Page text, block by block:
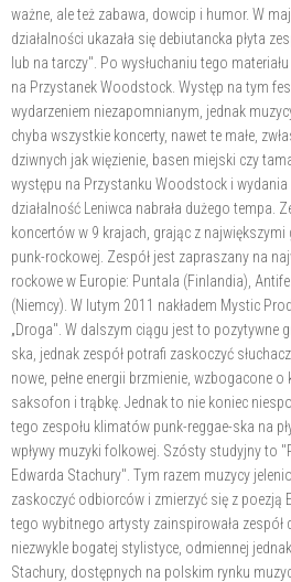
ważne, ale też zabawa, dowcip i humor. W
działalności ukazała się debiutancka płyta
lub na tarczy". Po wysłuchaniu tego
na Przystanek Woodstock. Występ na tym
wydarzeniem niezapomnianym, jednak
chyba wszystkie koncerty, nawet te małe,
dziwnych jak więzienie, basen miejski czy
występu na Przystanku Woodstock i wydania
działalność Leniwca nabrała dużego tempa.
koncertów w 9 krajach, grając z
punk-rockowej. Zespół jest zapraszany na
rockowe w Europie: Puntala (Finlandia),
(Niemcy). W lutym 2011 nakładem Mystic
„Droga". W dalszym ciągu jest to pozytywne
ska, jednak zespół potrafi zaskoczyć
nowe, pełne energii brzmienie, wzbogacone
saksofon i trąbkę. Jednak to nie koniec
tego zespołu klimatów punk-reggae-ska na
wpływy muzyki folkowej. Szósty studyjny to
Edwarda Stachury". Tym razem muzycy
zaskoczyć odbiorców i zmierzyć się z poezją
tego wybitnego artysty zainspirowała
niezwykle bogatej stylistyce, odmiennej
Stachury, dostępnych na polskim rynku